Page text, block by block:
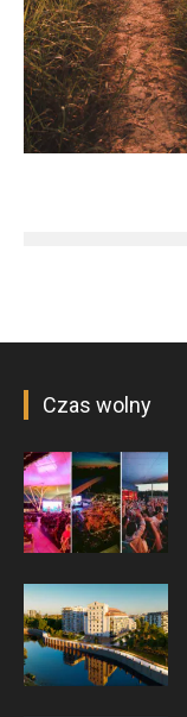
Czas wolny